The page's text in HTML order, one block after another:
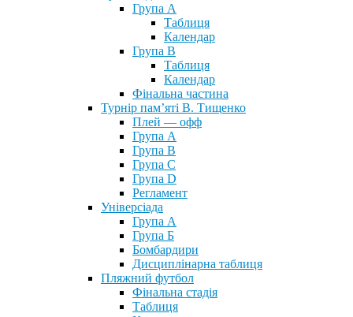
Група А
Таблиця
Календар
Група В
Таблиця
Календар
Фінальна частина
Турнір пам’яті В. Тищенко
Плей — офф
Група А
Група B
Група С
Група D
Регламент
Універсіада
Група А
Група Б
Бомбардири
Дисциплінарна таблиця
Пляжний футбол
Фінальна стадія
Таблиця